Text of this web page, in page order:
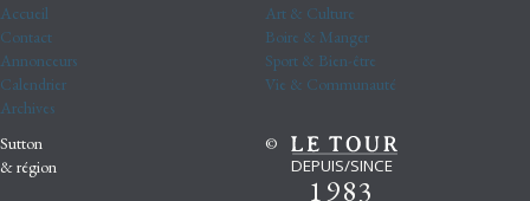
Accueil
Contact
Annonceurs
Calendrier
Archives
Art & Culture
Boire & Manger
Sport & Bien-être
Vie & Communauté
Sutton
& région
©
DEPUIS/SINCE
1983